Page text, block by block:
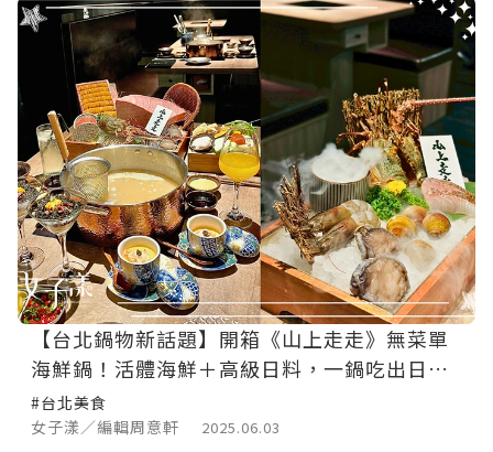
【台北鍋物新話題】開箱《山上走走》無菜單
海鮮鍋！活體海鮮＋高級日料，一鍋吃出日本
職人魂
#台北美食
女子漾／編輯周意軒
2025.06.03